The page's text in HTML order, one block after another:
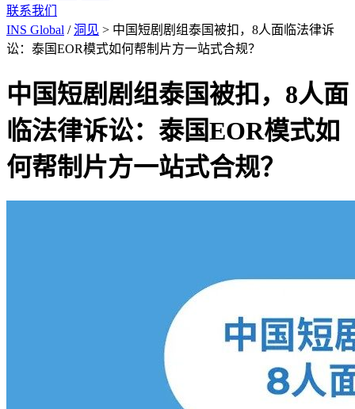
联系我们
INS Global /洞见 > 中国短剧剧组泰国被扣，8人面临法律诉
讼：泰国EOR模式如何帮制片方一站式合规？
中国短剧剧组泰国被扣，8人面
临法律诉讼：泰国EOR模式如
何帮制片方一站式合规？